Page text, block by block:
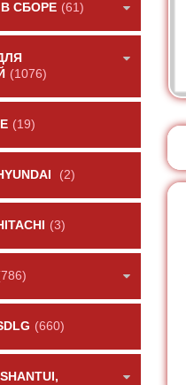
СБОРЕ (61)
(1076)
(19)
(2)
(3)
(660)